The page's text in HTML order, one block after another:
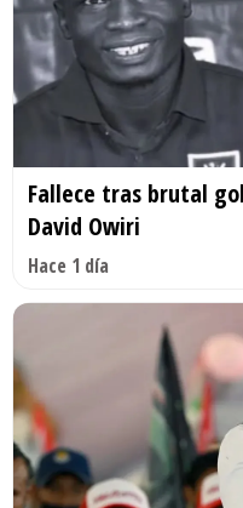
Fallece tras brutal
David Owiri
Hace 1 día